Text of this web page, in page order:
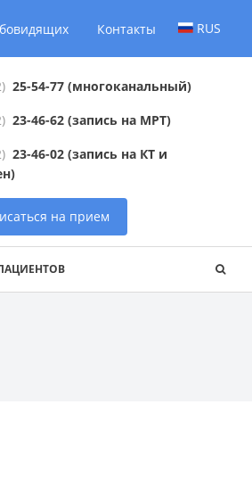
Контакты RUS
25-54-77 (многоканальный)
23-46-62 (запись на МРТ)
23-46-02 (запись на КТ и
на прием